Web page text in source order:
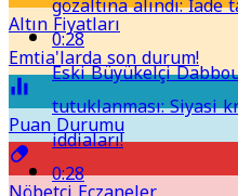
Altın Fiyatları
Emtia'larda son durum!
Puan Durumu
0:28
Eski Büyükelçi
tutuklanması: Siyasi
iddiaları!
0:28